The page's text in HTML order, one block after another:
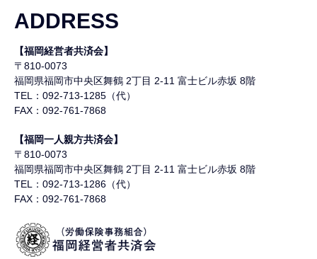
ADDRESS
【福岡経営者共済会】
〒810-0073
福岡県福岡市中央区舞鶴 2丁目 2-11 富士ビル赤坂 8階
TEL：092-713-1285（代）
FAX：092-761-7868
【福岡一人親方共済会】
〒810-0073
福岡県福岡市中央区舞鶴 2丁目 2-11 富士ビル赤坂 8階
TEL：092-713-1286（代）
FAX：092-761-7868